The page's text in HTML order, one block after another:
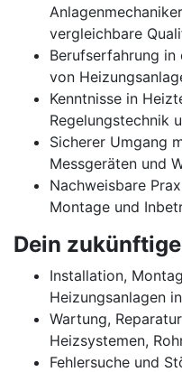
vergleichbare
Berufserfahrung
von
Kenntnisse in
Regelungstechnik
Sicherer Umgang
Messgeräten und
Nachweisbare
Montage und
Dein
Installation,
Heizungsanlagen
Wartung,
Heizsystemen,
Fehlersuche und